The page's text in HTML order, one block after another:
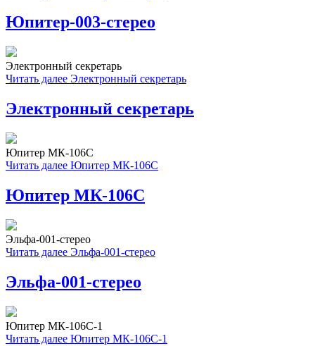
Юпитер-003-стерео
Электронный секретарь
Читать далее Электронный секретарь
Электронный секретарь
Юпитер МК-106С
Читать далее Юпитер МК-106С
Юпитер МК-106С
Эльфа-001-стерео
Читать далее Эльфа-001-стерео
Эльфа-001-стерео
Юпитер МК-106С-1
Читать далее Юпитер МК-106С-1